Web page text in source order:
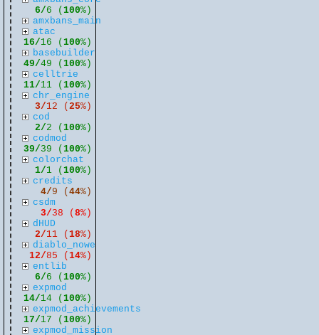
6/6 (100%)
amxbans_main
atac
16/16 (100%)
basebuilder
49/49 (100%)
celltrie
11/11 (100%)
chr_engine
3/12 (25%)
cod
2/2 (100%)
codmod
39/39 (100%)
colorchat
1/1 (100%)
credits
4/9 (44%)
csdm
3/38 (8%)
dHUD
2/11 (18%)
diablo_nowe
12/85 (14%)
entlib
6/6 (100%)
expmod
14/14 (100%)
expmod_achievements
17/17 (100%)
expmod_mission